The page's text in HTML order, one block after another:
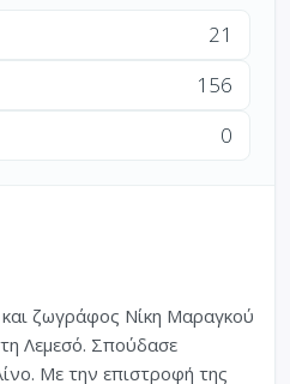
21
156
0
ζωγράφος Νίκη Μαραγκού
Λεμεσό. Σπούδασε
Με την επιστροφή της